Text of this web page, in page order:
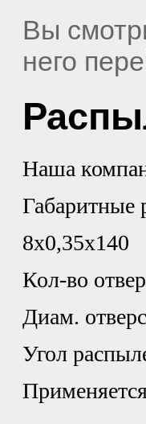
Вы
него
Наша
Габаритные
8х0,35х140
Кол-во
Диам.
Угол